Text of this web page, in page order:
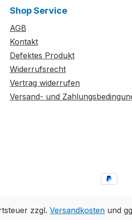
Shop Service
AGB
Kontakt
Defektes Produkt
Widerrufsrecht
Vertrag widerrufen
Versand- und
zzgl. Versandkosten und